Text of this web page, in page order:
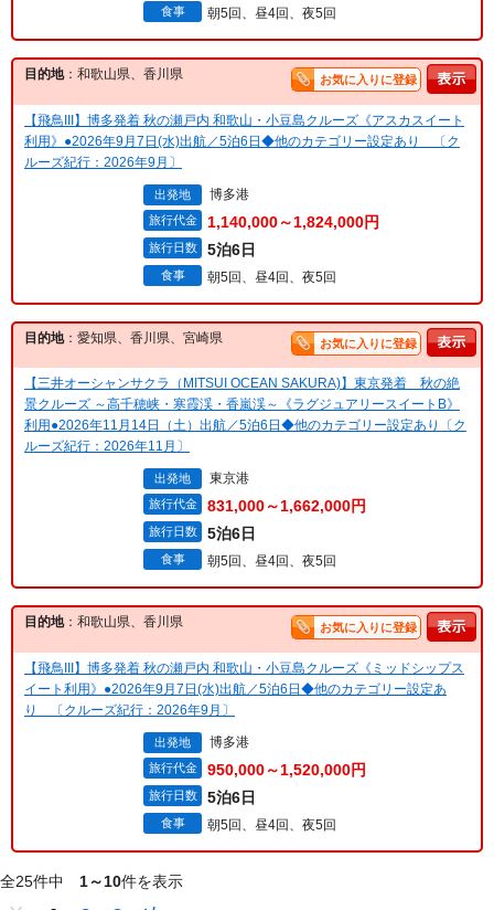
食事 朝5回、昼4回、夜5回
目的地：和歌山県、香川県 お気に入りに登録
【飛鳥III】博多発着 秋の瀬戸内 和歌山・小豆島クルーズ《アスカスイート
利用》●2026年9月7日(水)出航／5泊6日◆他のカテゴリー設定あり 〔ク
ルーズ紀行：2026年9月〕
出発地 博多港
旅行代金 1,140,000～1,824,000円
旅行日数 5泊6日
食事 朝5回、昼4回、夜5回
目的地：愛知県、香川県、宮崎県 お気に入りに登録
【三井オーシャンサクラ（MITSUI OCEAN SAKURA)】東京発着 秋の絶
景クルーズ ～高千穂峡・寒霞渓・香嵐渓～《ラグジュアリースイートB》
利用●2026年11月14日（土）出航／5泊6日◆他のカテゴリー設定あり〔ク
ルーズ紀行：2026年11月〕
出発地 東京港
旅行代金 831,000～1,662,000円
旅行日数 5泊6日
食事 朝5回、昼4回、夜5回
目的地：和歌山県、香川県 お気に入りに登録
【飛鳥III】博多発着 秋の瀬戸内 和歌山・小豆島クルーズ《ミッドシップス
イート利用》●2026年9月7日(水)出航／5泊6日◆他のカテゴリー設定あ
り 〔クルーズ紀行：2026年9月〕
出発地 博多港
旅行代金 950,000～1,520,000円
旅行日数 5泊6日
食事 朝5回、昼4回、夜5回
全25件中 1～10件を表示